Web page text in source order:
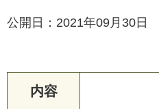
公開日：2021年09月30日
内容